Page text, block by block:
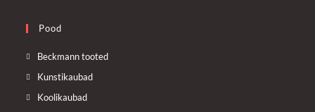
Pood
Beckmann tootedOpens
KunstikaubadOpens
KoolikaubadOpens